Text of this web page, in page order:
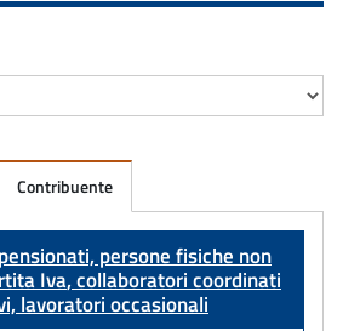
Contribuente
persone fisiche non
Iva, collaboratori coordinati
lavoratori occasionali